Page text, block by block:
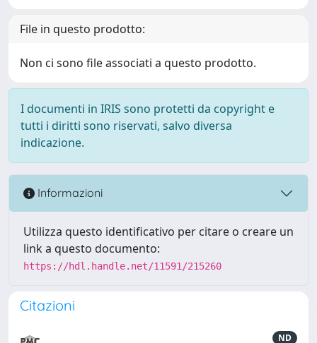
File in questo prodotto:
Non ci sono file associati a questo prodotto.
I documenti in IRIS sono protetti da copyright e
tutti i diritti sono riservati, salvo diversa
indicazione.
Informazioni
Utilizza questo identificativo per citare o creare un
link a questo documento:
https://hdl.handle.net/11591/215260
Citazioni
ND